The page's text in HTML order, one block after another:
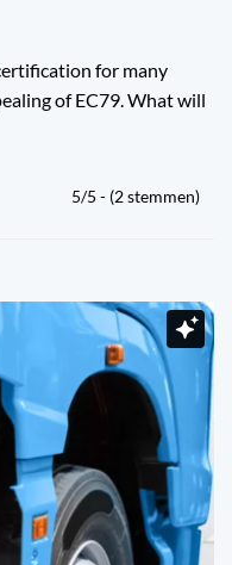
for many
of EC79. What will
5/5 - (2 stemmen)